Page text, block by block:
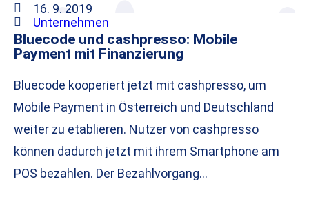
16. 9. 2019
Unternehmen
Bluecode und cashpresso: Mobile
Payment mit Finanzierung
Bluecode kooperiert jetzt mit cashpresso, um
Mobile Payment in Österreich und Deutschland
weiter zu etablieren. Nutzer von cashpresso
können dadurch jetzt mit ihrem Smartphone am
POS bezahlen. Der Bezahlvorgang…